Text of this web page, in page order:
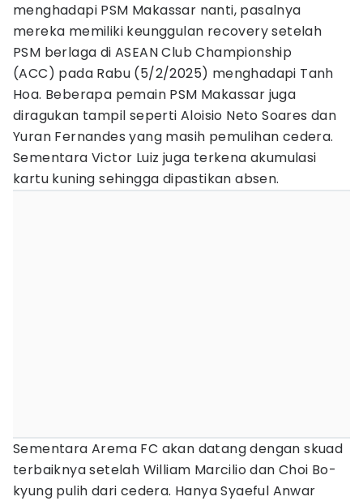
menghadapi PSM Makassar nanti, pasalnya
mereka memiliki keunggulan recovery setelah
PSM berlaga di ASEAN Club Championship
(ACC) pada Rabu (5/2/2025) menghadapi Tanh
Hoa. Beberapa pemain PSM Makassar juga
diragukan tampil seperti Aloisio Neto Soares dan
Yuran Fernandes yang masih pemulihan cedera.
Sementara Victor Luiz juga terkena akumulasi
kartu kuning sehingga dipastikan absen.
Sementara Arema FC akan datang dengan skuad
terbaiknya setelah William Marcilio dan Choi Bo-
kyung pulih dari cedera. Hanya Syaeful Anwar